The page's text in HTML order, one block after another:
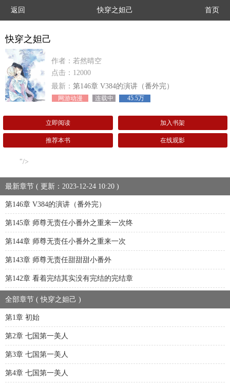
返回 快穿之妲己 首页
快穿之妲己
作者：若然晴空
点击：12000
最新： 第146章 V384的演讲（番外完）
网游动漫 连载中 45.5万
立即阅读 加入书架
推荐本书 在线观影
"/>
最新章节 ( 更新：2023-12-24 10:20 )
第146章 V384的演讲（番外完）
第145章 师尊无责任小番外之重来一次终
第144章 师尊无责任小番外之重来一次
第143章 师尊无责任甜甜甜小番外
第142章 看着完结其实没有完结的完结章
全部章节 ( 快穿之妲己 )
第1章 初始
第2章 七国第一美人
第3章 七国第一美人
第4章 七国第一美人